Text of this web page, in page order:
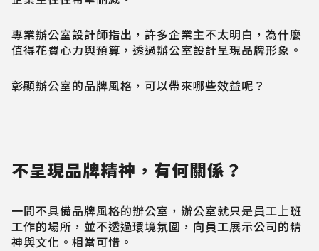
專業辦公室設計師指出，許多企業主不太明白，為什麼
值得花費心力與預算，透過辦公室設計呈現品牌形象。
彰顯辦公室的品牌風格，可以帶來哪些效益呢？
不呈現品牌精神，有何關係？
一間不具備品牌風格的辦公室，辦公室就只是員工上班
工作的場所，並不透過環境氛圍，向員工展示公司的精
神與文化。相當可惜。